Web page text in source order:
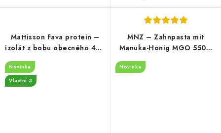
Mattisson Fava protein –
izolát z bobu obecného 400
Novinka
Vlastní 3
MNZ – Zahnpasta mit
Manuka-Honig MGO 550+,
Novinka